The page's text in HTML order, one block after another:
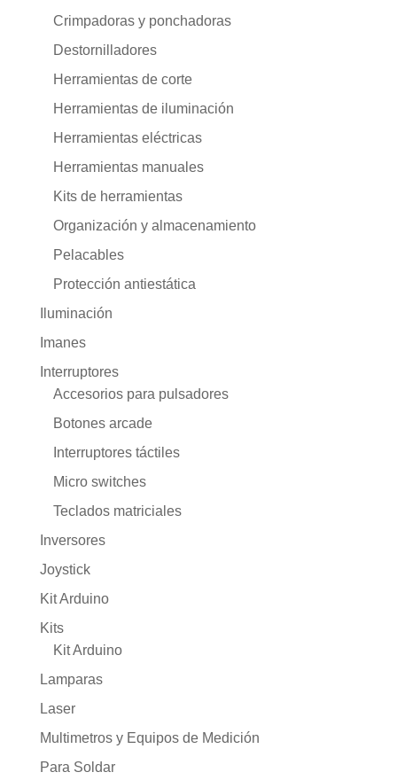
Crimpadoras y ponchadoras
Destornilladores
Herramientas de corte
Herramientas de iluminación
Herramientas eléctricas
Herramientas manuales
Kits de herramientas
Organización y almacenamiento
Pelacables
Protección antiestática
Iluminación
Imanes
Interruptores
Accesorios para pulsadores
Botones arcade
Interruptores táctiles
Micro switches
Teclados matriciales
Inversores
Joystick
Kit Arduino
Kits
Kit Arduino
Lamparas
Laser
Multimetros y Equipos de Medición
Para Soldar